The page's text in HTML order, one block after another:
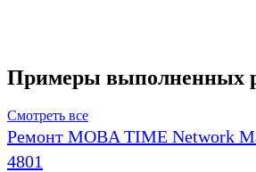
Примеры выполненных
Смотреть все
Ремонт MOBA TIME Network
4801